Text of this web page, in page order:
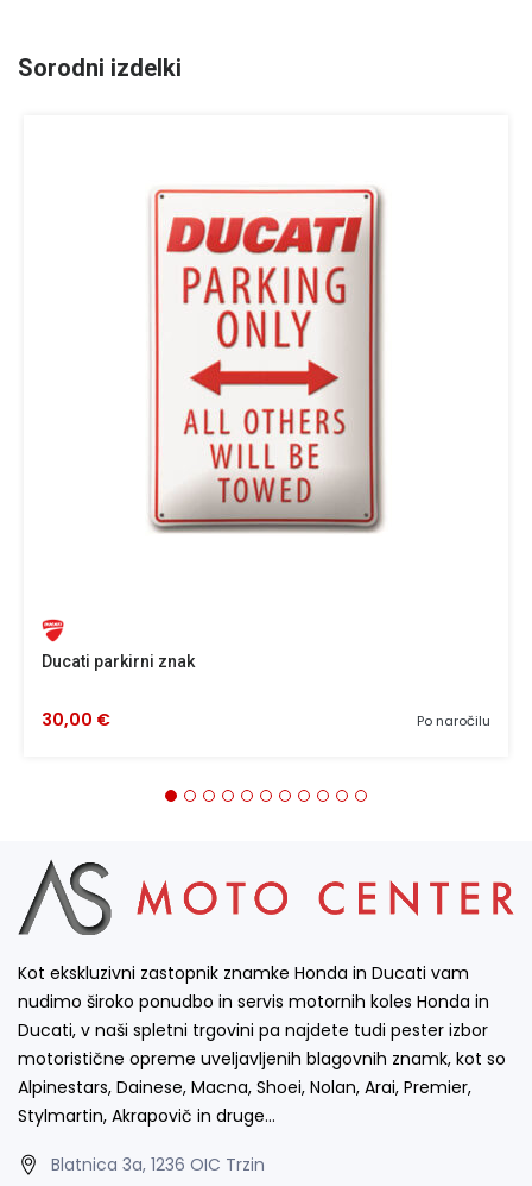
Sorodni izdelki
Ducati parkirni znak
Po naročilu
30,00 €
Kot ekskluzivni zastopnik znamke Honda in Ducati vam
nudimo široko ponudbo in servis motornih koles Honda in
Ducati, v naši spletni trgovini pa najdete tudi pester izbor
motoristične opreme uveljavljenih blagovnih znamk, kot so
Alpinestars, Dainese, Macna, Shoei, Nolan, Arai, Premier,
Stylmartin, Akrapovič in druge…
Blatnica 3a, 1236 OIC Trzin